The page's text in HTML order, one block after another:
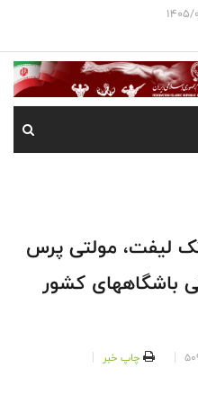
1405/
لیفت، مولتی پرس
باشگاههای کشور
چاپ خبر